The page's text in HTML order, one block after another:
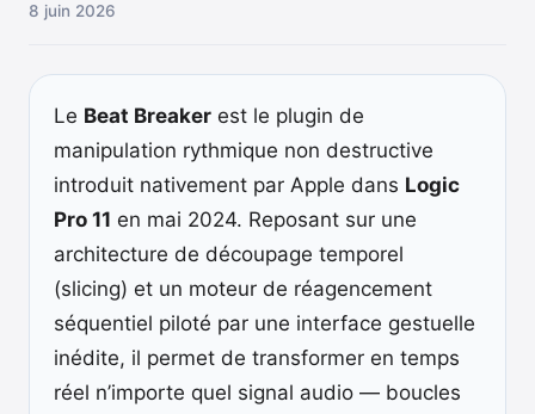
8 juin 2026
Le Beat Breaker est le plugin de
manipulation rythmique non destructive
introduit nativement par Apple dans Logic
Pro 11 en mai 2024. Reposant sur une
architecture de découpage temporel
(slicing) et un moteur de réagencement
séquentiel piloté par une interface gestuelle
inédite, il permet de transformer en temps
réel n’importe quel signal audio — boucles